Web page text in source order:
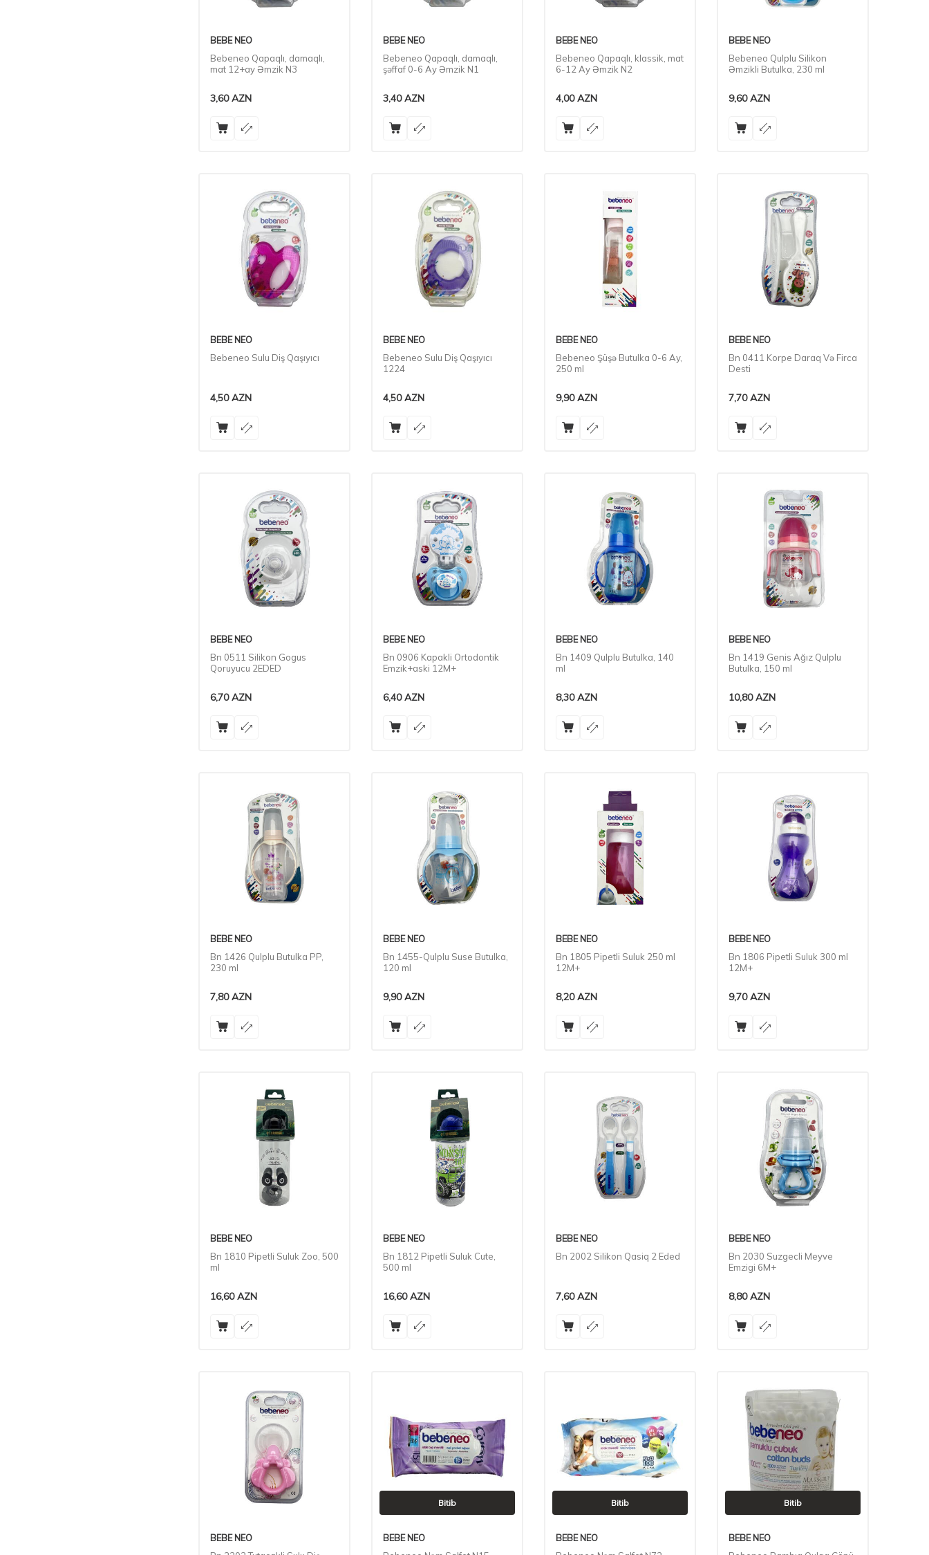
BEBE NEO
Bebeneo Qapaqlı, damaqlı,
mat 12+ay Əmzik N3
3,60AZN
BEBE NEO
Bebeneo Qapaqlı, damaqlı,
şəffaf 0-6 Ay Əmzik N1
3,40AZN
BEBE NEO
Bebeneo Qapaqlı, klassik, mat
6-12 Ay Əmzik N2
4,00AZN
BEBE NEO
Bebeneo Qulplu Silikon
Əmzikli Butulka, 230 ml
9,60AZN
BEBE NEO
Bebeneo Sulu Diş Qaşıyıcı
4,50AZN
BEBE NEO
Bebeneo Sulu Diş Qaşıyıcı
1224
4,50AZN
BEBE NEO
Bebeneo Şüşə Butulka 0-6 Ay,
250 ml
9,90AZN
BEBE NEO
Bn 0411 Korpe Daraq Və Firca
Desti
7,70AZN
BEBE NEO
Bn 0511 Silikon Gogus
Qoruyucu 2EDED
6,70AZN
BEBE NEO
Bn 0906 Kapakli Ortodontik
Emzik+aski 12M+
6,40AZN
BEBE NEO
Bn 1409 Qulplu Butulka, 140
ml
8,30AZN
BEBE NEO
Bn 1419 Genis Ağız Qulplu
Butulka, 150 ml
10,80AZN
BEBE NEO
Bn 1426 Qulplu Butulka PP,
230 ml
7,80AZN
BEBE NEO
Bn 1455-Qulplu Suse Butulka,
120 ml
9,90AZN
BEBE NEO
Bn 1805 Pipetli Suluk 250 ml
12M+
8,20AZN
BEBE NEO
Bn 1806 Pipetli Suluk 300 ml
12M+
9,70AZN
BEBE NEO
Bn 1810 Pipetli Suluk Zoo, 500
ml
16,60AZN
BEBE NEO
Bn 1812 Pipetli Suluk Cute,
500 ml
16,60AZN
BEBE NEO
Bn 2002 Silikon Qasiq 2 Eded
7,60AZN
BEBE NEO
Bn 2030 Suzgecli Meyve
Emzigi 6M+
8,80AZN
BEBE NEO
Bitib
BEBE NEO
Bitib
BEBE NEO
Bitib
BEBE NEO